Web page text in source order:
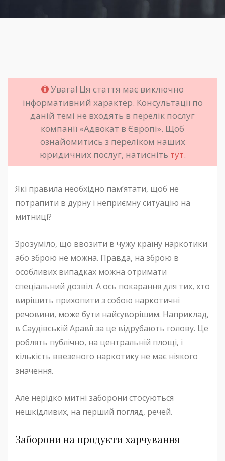
Увага! Ця стаття має виключно
інформативний характер. Консультації по
даній темі не входять в перелік послуг
компанії «Адвокат в Європі». Щоб
ознайомитись з переліком наших
юридичних послуг, натисніть тут.
Які правила необхідно пам’ятати, щоб не
потрапити в дурну і неприємну ситуацію на
митниці?
Зрозуміло, що ввозити в чужу країну наркотики
або зброю не можна. Правда, на зброю в
особливих випадках можна отримати
спеціальний дозвіл. А ось покарання для тих, хто
вирішить прихопити з собою наркотичні
речовини, може бути найсуворішим. Наприклад,
в Саудівській Аравії за це відрубають голову. Це
роблять публічно, на центральній площі, і
кількість ввезеного наркотику не має ніякого
значення.
Але нерідко митні заборони стосуються
нешкідливих, на перший погляд, речей.
Заборони на продукти харчування